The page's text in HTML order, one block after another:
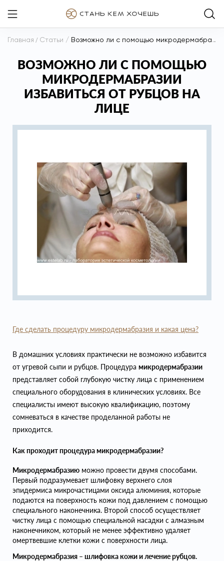
Главная / Статьи / Возможно ли с помощью микродермабразии избавиться от рубцов на лице
ВОЗМОЖНО ЛИ С ПОМОЩЬЮ
МИКРОДЕРМАБРАЗИИ
ИЗБАВИТЬСЯ ОТ РУБЦОВ НА
ЛИЦЕ
Где сделать процедуру микродермабразия и какая цена?
В домашних условиях практически не возможно избавится
от угревой сыпи и рубцов. Процедура микродермабразии
представляет собой глубокую чистку лица с применением
специального оборудования в клинических условиях. Все
специалисты имеют высокую квалификацию, поэтому
сомневаться в качестве проделанной работы не
приходится.
Как проходит процедура микродермабразии?
Микродермабразию можно провести двумя способами.
Первый подразумевает шлифовку верхнего слоя
эпидермиса микрочастицами оксида алюминия, которые
подаются на поверхность кожи под давлением с помощью
специального наконечника. Второй способ осуществляет
чистку лица с помощью специальной насадки с алмазным
наконечником, который не менее эффективно удаляет
омертвевшие клетки кожи с поверхности лица.
Микродермабразия – шлифовка кожи и лечение рубцов.